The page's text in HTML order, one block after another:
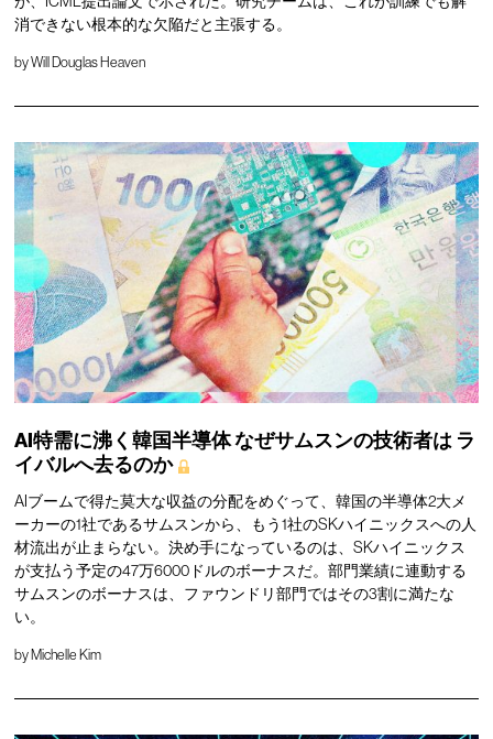
消できない根本的な欠陥だと主張する。
byWill Douglas Heaven
AI特需に沸く韓国半導体なぜサムスンの技術者は ラ
イバルへ去るのか
AIブームで得た莫大な収益の分配をめぐって、韓国の半導体2大メ
ーカーの1社であるサムスンから、もう1社のSKハイニックスへの人
材流出が止まらない。決め手になっているのは、SKハイニックス
が支払う予定の47万6000ドルのボーナスだ。部門業績に連動する
サムスンのボーナスは、ファウンドリ部門ではその3割に満たな
い。
by Michelle Kim